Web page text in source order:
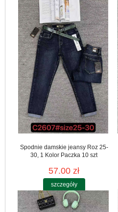
Spodnie damskie jeansy Roz 25-
30, 1 Kolor Paczka 10 szt
57.00 zł
szczegóły